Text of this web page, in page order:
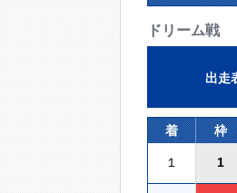
ドリーム
出走
着 枠
１ 1